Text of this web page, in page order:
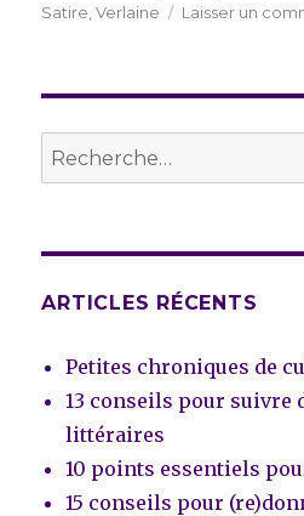
Satire ,Verlaine Laisser un
Recherche
pour :
ARTICLES RÉCENTS
Petites chroniques de
13 conseils pour suivre
littéraires
10 points essentiels
15 conseils pour